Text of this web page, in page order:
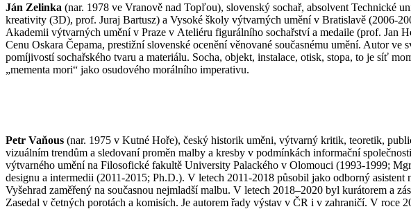
Ján Zelinka (nar. 1978 ve Vranově nad Topľou), slovenský sochař, absolvent Technické
kreativity (3D), prof. Juraj Bartusz) a Vysoké školy výtvarných umění v Bratislavě (2006-
Akademii výtvarných umění v Praze v Ateliéru figurálního sochařství a medaile (prof.
Cenu Oskara Čepama, prestižní slovenské ocenění věnované současnému umění. Autor
pomíjivostí sochařského tvaru a materiálu. Socha, objekt, instalace, otisk, stopa, to je síť
„mementa mori“ jako osudového morálního imperativu.
Petr Vaňous (nar. 1975 v Kutné Hoře), český historik uměni, výtvarný kritik, teoretik,
vizuálním trendům a sledovaní proměn malby a kresby v podmínkách informační
výtvarného umění na Filosofické fakultě University Palackého v Olomouci (1993-1999;
designu a intermedii (2011-2015; Ph.D.). V letech 2011-2018 působil jako odborný
Vyšehrad zaměřený na současnou nejmladší malbu. V letech 2018–2020 byl kurátorem a
Zasedal v četných porotách a komisích. Je autorem řady výstav v ČR i v zahraničí. V